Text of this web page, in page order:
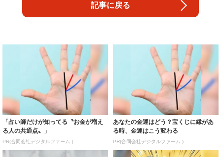
記事に戻る
「占い師だけが知ってる〝お金が増え
る人の共通点〟」
PR(合同会社デジタルファーム )
あなたの金運はどう？宝くじに縁があ
る時、金運はこう変わる
PR(合同会社デジタルファーム )